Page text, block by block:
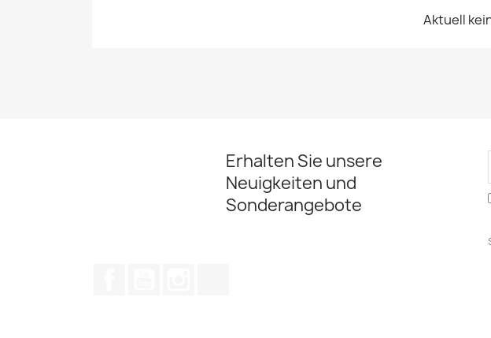
Aktuell
Erhalten Sie unsere
Neuigkeiten und
Sonderangebote